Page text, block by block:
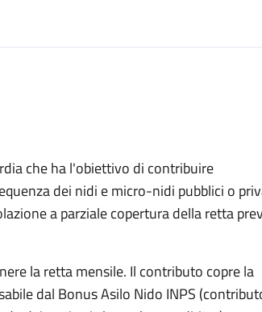
che ha l'obiettivo di contribuire
dei nidi e micro-nidi pubblici o
a parziale copertura della retta
la retta mensile. Il contributo copre la
dal Bonus Asilo Nido INPS